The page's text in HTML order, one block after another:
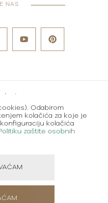
NAS
Odabirom
kolačića za koje je
kolačića
zaštite osobnih